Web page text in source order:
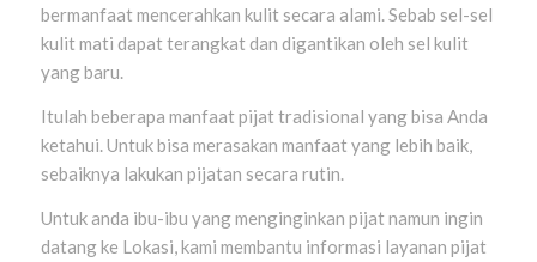
bermanfaat mencerahkan kulit secara alami. Sebab sel-sel
kulit mati dapat terangkat dan digantikan oleh sel kulit
yang baru.
Itulah beberapa manfaat pijat tradisional yang bisa Anda
ketahui. Untuk bisa merasakan manfaat yang lebih baik,
sebaiknya lakukan pijatan secara rutin.
Untuk anda ibu-ibu yang menginginkan pijat namun ingin
datang ke Lokasi, kami membantu informasi layanan pijat